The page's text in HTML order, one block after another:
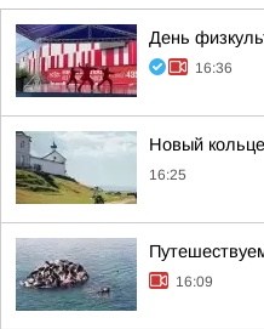
День
16:36
Новый
16:25
16:09